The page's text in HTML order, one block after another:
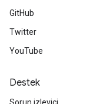
GitHub
Twitter
YouTube
Destek